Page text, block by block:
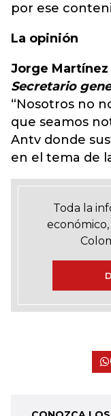
por ese
La opinión
Jorge Martínez
Secretario
“Nosotros no
que seamos
Antv donde
en el tema de
Toda la